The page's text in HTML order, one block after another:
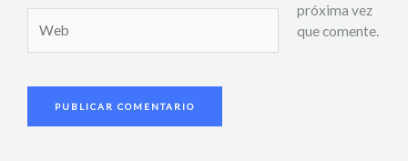
próxima vez
que comente.